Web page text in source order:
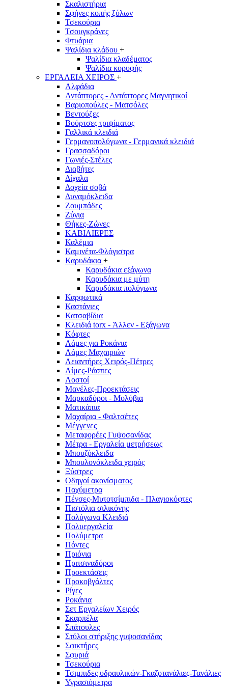
Σκαλιστήρια
Σφήνες κοπής ξύλων
Τσεκούρια
Τσουγκράνες
Φτυάρια
Ψαλίδια κλάδου +
Ψαλίδια κλαδέματος
Ψαλίδια κορυφής
ΕΡΓΑΛΕΙΑ ΧΕΙΡΟΣ +
Αλφάδια
Αντάπτορες - Αντάπτορες Μαγνητικοί
Βαριοπούλες - Ματσόλες
Βεντούζες
Βούρτσες τριψίματος
Γαλλικά κλειδιά
Γερμανοπολύγωνα - Γερμανικά κλειδιά
Γρασσαδόροι
Γωνιές-Στέλες
Διαβήτες
Δίχαλα
Δοχεία σοβά
Δυναμόκλειδα
Ζουμπάδες
Ζύγια
Θήκες-Ζώνες
ΚΑΒΙΛΙΕΡΕΣ
Καλέμια
Καμινέτα-Φλόγιστρα
Καρυδάκια +
Καρυδάκια εξάγωνα
Καρυδάκια με μύτη
Καρυδάκια πολύγωνα
Καρφωτικά
Καστάνιες
Κατσαβίδια
Κλειδιά torx - Άλλεν - Εξάγωνα
Κόφτες
Λάμες για Ροκάνια
Λάμες Μαχαιριών
Λειαντήρες Χειρός-Πέτρες
Λίμες-Ράσπες
Λοστοί
Μανέλες-Προεκτάσεις
Μαρκαδόροι - Μολύβια
Ματικάπια
Μαχαίρια - Φαλτσέτες
Μέγγενες
Μεταφορέες Γυψοσανίδας
Μέτρα - Εργαλεία μετρήσεως
Μπουζόκλειδα
Μπουλονόκλειδα χειρός
Ξύστρες
Οδηγοί ακονίσματος
Παχύμετρα
Πένσες-Μυτοτσίμπιδα - Πλαγιοκόφτες
Πιστόλια σιλικόνης
Πολύγωνα Κλειδιά
Πολυεργαλεία
Πολύμετρα
Πόντες
Πριόνια
Πριτσιναδόροι
Προεκτάσεις
Προκοβγάλτες
Ρίγες
Ροκάνια
Σετ Εργαλείων Χειρός
Σκαρπέλα
Σπάτουλες
Στύλοι στήριξης γυψοσανίδας
Σφικτήρες
Σφυριά
Τσεκούρια
Τσιμπιδες υδραυλικών-Γκαζοτανάλιες-Τανάλιες
Υγρασιόμετρα